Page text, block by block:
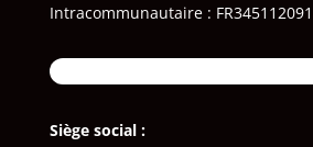
Intracommunautaire :
Siège social :